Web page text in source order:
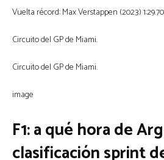
Vuelta récord: Max Verstappen (2023)
Circuito del GP de Miami.
Circuito del GP de Miami.
image
F1: a qué hora de
clasificación sprint